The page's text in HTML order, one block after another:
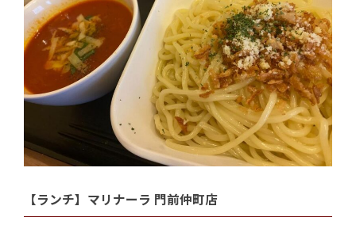
【ランチ】マリナーラ 門前仲町店